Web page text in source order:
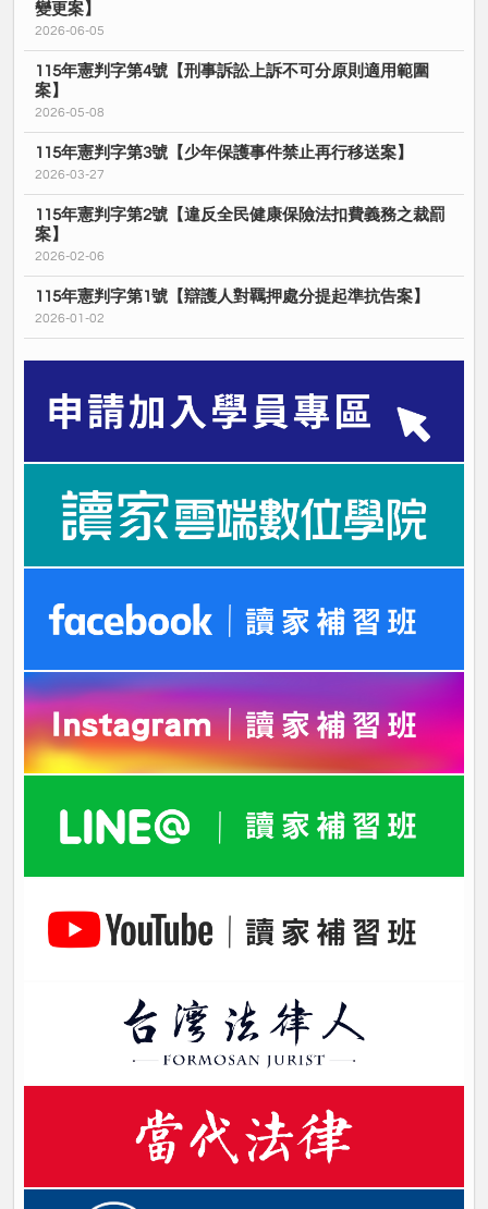
變更案】
2026-06-05
115年憲判字第4號【刑事訴訟上訴不可分原則適用範圍
案】
2026-05-08
115年憲判字第3號【少年保護事件禁止再行移送案】
2026-03-27
115年憲判字第2號【違反全民健康保險法扣費義務之裁罰
案】
2026-02-06
115年憲判字第1號【辯護人對羈押處分提起準抗告案】
2026-01-02